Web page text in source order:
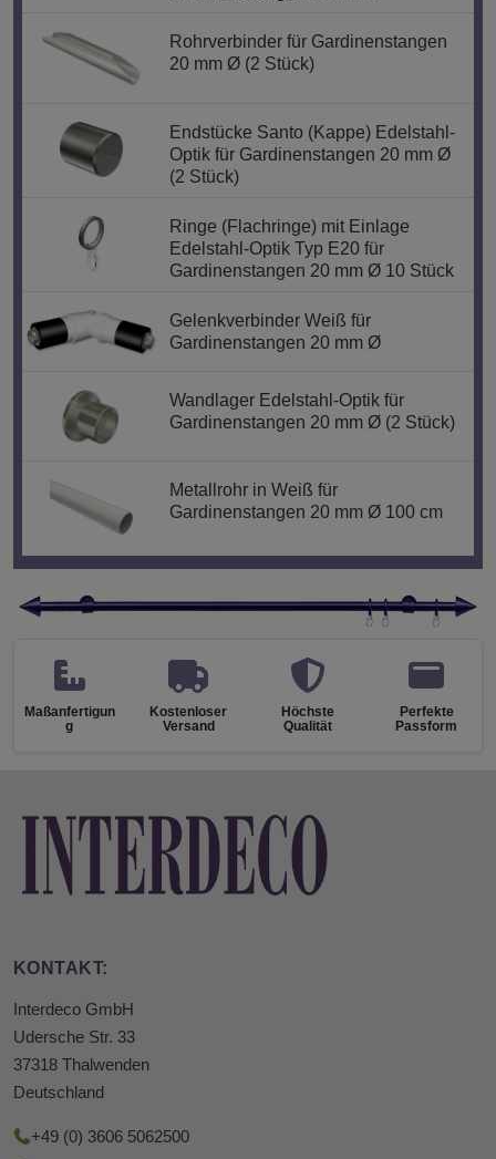
Rohrverbinder für Gardinenstangen
20 mm Ø (2 Stück)
Endstücke Santo (Kappe) Edelstahl-
Optik für Gardinenstangen 20 mm Ø
(2 Stück)
Ringe (Flachringe) mit Einlage
Edelstahl-Optik Typ E20 für
Gardinenstangen 20 mm Ø 10 Stück
Gelenkverbinder Weiß für
Gardinenstangen 20 mm Ø
Wandlager Edelstahl-Optik für
Gardinenstangen 20 mm Ø (2 Stück)
Metallrohr in Weiß für
Gardinenstangen 20 mm Ø 100 cm
Maßanfertigun
g
Kostenloser
Versand
Höchste
Qualität
Perfekte
Passform
KONTAKT:
Interdeco GmbH
Udersche Str. 33
37318 Thalwenden
Deutschland
+49 (0) 3606 5062500